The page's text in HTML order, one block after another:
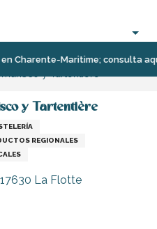
Charente-Maritime; consulta aquí
Tiendas
y Tartentière
REGIONALES
La Flotte